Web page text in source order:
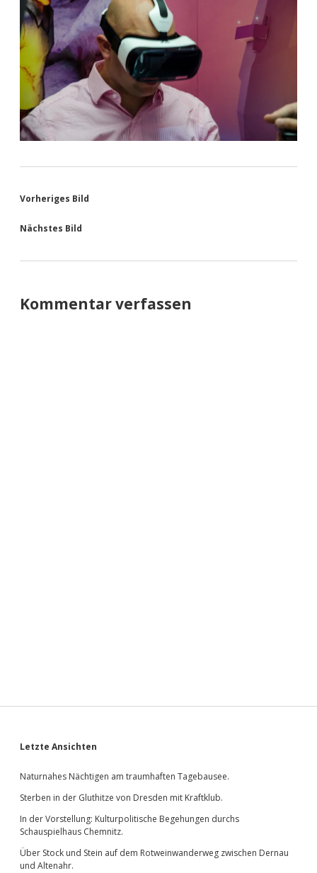
Vorheriges Bild
Nächstes Bild
Kommentar verfassen
Sidebar
Letzte Ansichten
Naturnahes Nächtigen am traumhaften Tagebausee.
Sterben in der Gluthitze von Dresden mit Kraftklub.
In der Vorstellung: Kulturpolitische Begehungen durchs
Schauspielhaus Chemnitz.
Über Stock und Stein auf dem Rotweinwanderweg zwischen Dernau
und Altenahr.